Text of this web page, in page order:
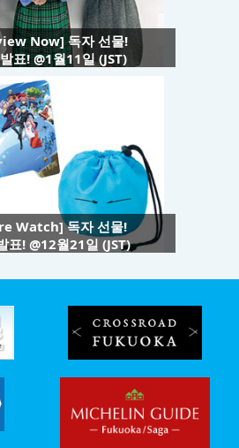
Now] 독자 선물!
표! @1월11일 (JST)
Watch] 독자 선물!
표! @12월21일 (JST)